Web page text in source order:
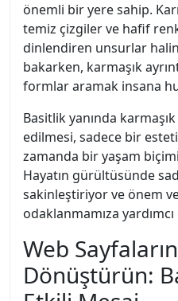
önemli bir yere sahip.
temiz çizgiler ve hafif
dinlendiren unsurlar
bakarken, karmaşık
formlar aramak insana
Basitlik yanında
edilmesi, sadece bir
zamanda bir yaşam biçimi
Hayatın gürültüsünde
sakinleştiriyor ve önem
odaklanmamıza
Web
Dönüştürün: